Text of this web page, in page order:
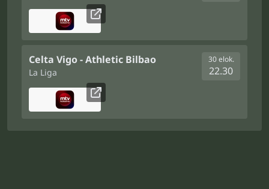
Celta Vigo - Athletic Bilbao
La Liga
30 elok.
22.30